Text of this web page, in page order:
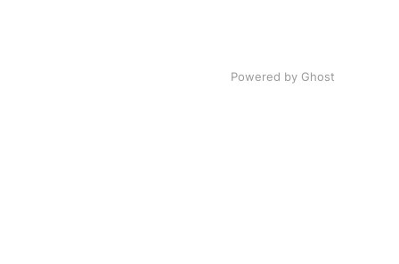
Powered by Ghost